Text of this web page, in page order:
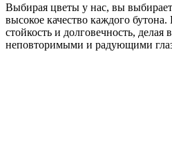
Выбирая цветы у нас, вы
высокое качество каждого бутона.
стойкость и долговечность,
неповторимыми и радующими